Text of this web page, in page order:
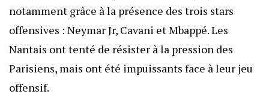
notamment grâce à la présence des trois stars
offensives : Neymar Jr, Cavani et Mbappé. Les
Nantais ont tenté de résister à la pression des
Parisiens, mais ont été impuissants face à leur jeu
offensif.